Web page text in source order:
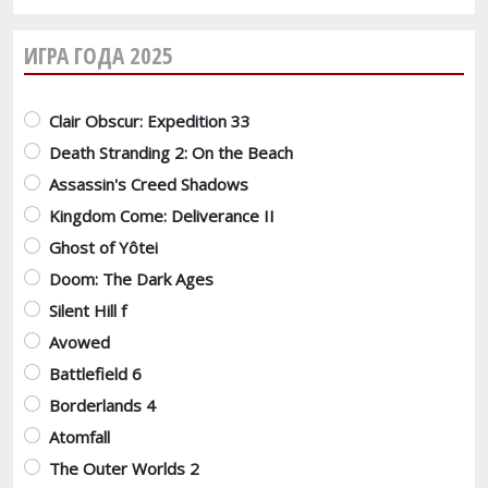
ИГРА ГОДА 2025
Варианты
Clair Obscur: Expedition 33
Death Stranding 2: On the Beach
Assassin's Creed Shadows
Kingdom Come: Deliverance II
Ghost of Yôtei
Doom: The Dark Ages
Silent Hill f
Avowed
Battlefield 6
Borderlands 4
Atomfall
The Outer Worlds 2